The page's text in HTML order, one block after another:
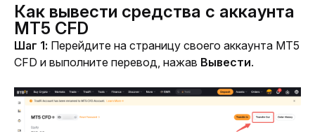
Как вывести средства с аккаунта
MT5 CFD
Шаг 1: Перейдите на страницу своего аккаунта MT5
CFD и выполните перевод, нажав Вывести.